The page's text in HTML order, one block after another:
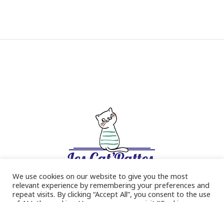
We use cookies on our website to give you the most
relevant experience by remembering your preferences and
repeat visits. By clicking “Accept All”, you consent to the use